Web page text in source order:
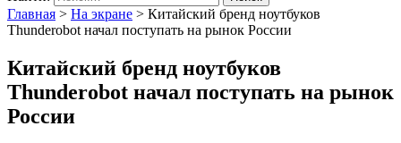
Главная > На экране > Китайский бренд ноутбуков
Thunderobot начал поступать на рынок России
Китайский бренд ноутбуков
Thunderobot начал поступать на рынок
России